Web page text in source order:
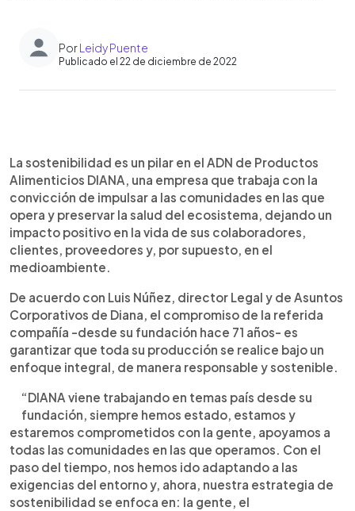
PorLeidy Puente
Publicado el 22 de diciembre de 2022
► Escuchar artículo
La sostenibilidad es un pilar en el ADN de Productos
Alimenticios DIANA, una empresa que trabaja con la
convicción de impulsar a las comunidades en las que
opera y preservar la salud del ecosistema, dejando un
impacto positivo en la vida de sus colaboradores,
clientes, proveedores y, por supuesto, en el
medioambiente.
De acuerdo con Luis Núñez, director Legal y de Asuntos
Corporativos de Diana, el compromiso de la referida
compañía -desde su fundación hace 71 años- es
garantizar que toda su producción se realice bajo un
enfoque integral, de manera responsable y sostenible.
“DIANA viene trabajando en temas país desde su
fundación, siempre hemos estado, estamos y
estaremos comprometidos con la gente, apoyamos a
todas las comunidades en las que operamos. Con el
paso del tiempo, nos hemos ido adaptando a las
exigencias del entorno y, ahora, nuestra estrategia de
sostenibilidad se enfoca en: la gente, el